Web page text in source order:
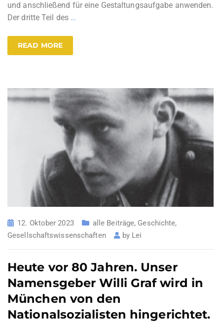
und anschließend für eine Gestaltungsaufgabe anwenden.
Der dritte Teil des …
READ MORE
12. Oktober 2023 alle Beiträge, Geschichte,
Gesellschaftswissenschaften
by Lei
Heute vor 80 Jahren. Unser
Namensgeber Willi Graf wird in
München von den
Nationalsozialisten hingerichtet.